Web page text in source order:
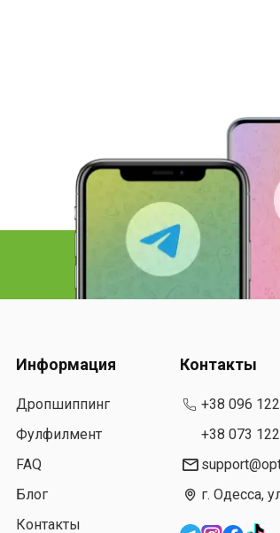
Информация
Дропшиппинг
Фулфилмент
FAQ
Блог
Контакты
Контакты
+38 096
+38 073
г. Одесса,